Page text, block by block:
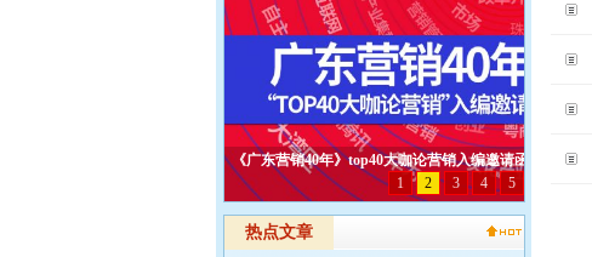
热点文章